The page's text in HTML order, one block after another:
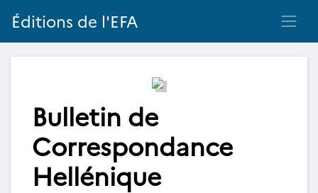
Éditions de l'EFA
Bulletin de
Correspondance
Hellénique